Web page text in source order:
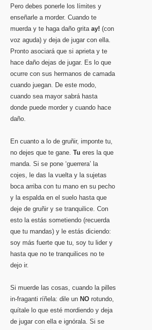
Pero debes ponerle los límites y
enseñarle a morder. Cuando te
muerda y te haga daño grita ay! (con
voz aguda) y deja de jugar con ella.
Pronto asociará que si aprieta y te
hace daño dejas de jugar. Es lo que
ocurre con sus hermanos de camada
cuando juegan. De este modo,
cuando sea mayor sabrá hasta
donde puede morder y cuando hace
daño.
En cuanto a lo de gruñir, imponte tu,
no dejes que te gane. Tu eres la que
manda. Si se pone ‘guerrera’ la
cojes, le das la vuelta y la sujetas
boca arriba con tu mano en su pecho
y la espalda en el suelo hasta que
deje de gruñir y se tranquilice. Con
esto la estás sometiendo (recuerda
que tu mandas) y le estás diciendo:
soy más fuerte que tu, soy tu lider y
hasta que no te tranquilices no te
dejo ir.
Si muerde las cosas, cuando la pilles
in-fraganti ríñela: dile un NO rotundo,
quítale lo que esté mordiendo y deja
de jugar con ella e ignórala. Si se